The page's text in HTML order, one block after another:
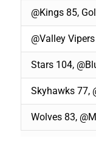
@Kings 85,
@Valley
Stars 104,
Skyhawks 77,
Wolves 83,